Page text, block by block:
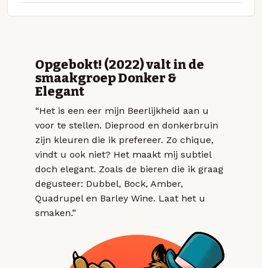
Opgebokt! (2022) valt in de
smaakgroep Donker &
Elegant
“Het is een eer mijn Beerlijkheid aan u
voor te stellen. Dieprood en donkerbruin
zijn kleuren die ik prefereer. Zo chique,
vindt u ook niet? Het maakt mij subtiel
doch elegant. Zoals de bieren die ik graag
degusteer: Dubbel, Bock, Amber,
Quadrupel en Barley Wine. Laat het u
smaken.”